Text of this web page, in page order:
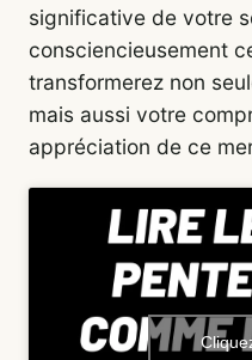
significative de votre
consciencieusement
transformerez non
mais aussi votre
appréciation de ce